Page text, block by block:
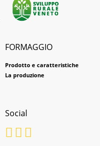
FORMAGGIO
Prodotto e caratteristiche
La produzione
Social